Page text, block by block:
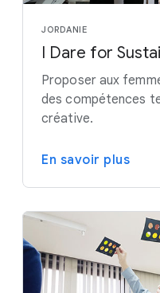
JORDANIE
I Dare for
Proposer aux
des compétences
créative.
En savoir plus